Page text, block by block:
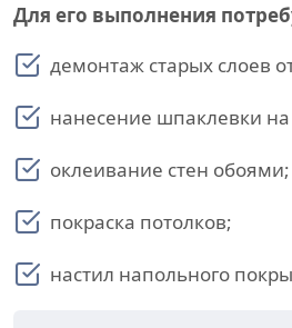
Для его выполнения
демонтаж старых слоев
нанесение шпаклевки
оклеивание стен обоями;
покраска потолков;
настил напольного